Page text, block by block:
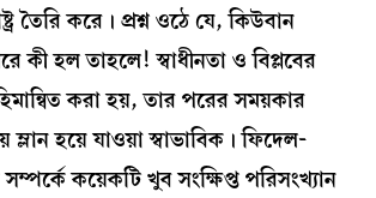
তৈরি করে। প্রশ্ন ওঠে যে, কিউবান
কী হল তাহলে! স্বাধীনতা ও বিপ্লবের
করা হয়, তার পরের সময়কার
হয়ে যাওয়া স্বাভাবিক। ফিদেল-
কয়েকটি খুব সংক্ষিপ্ত পরিসংখ্যান